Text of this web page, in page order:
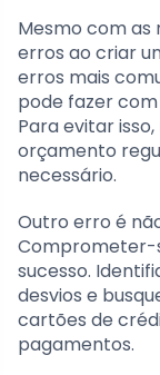
Mesmo com
erros ao criar
erros mais
pode fazer
Para evitar
orçamento
necessário.
Outro erro é
Comprometer-
sucesso.
desvios e
cartões de
pagamentos.